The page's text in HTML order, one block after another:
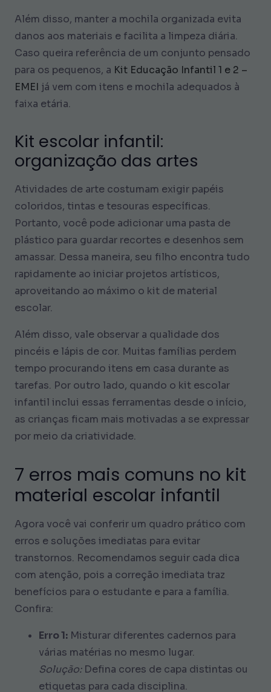
Além disso, manter a mochila organizada evita
danos aos materiais e facilita a limpeza diária.
Caso queira referência de um conjunto pensado
para os pequenos, a Kit Educação Infantil 1 e 2 –
EMEI já vem com itens e mochila adequados à
faixa etária.
Kit escolar infantil:
organização das artes
Atividades de arte costumam exigir papéis
coloridos, tintas e tesouras específicas.
Portanto, você pode adicionar uma pasta de
plástico para guardar recortes e desenhos sem
amassar. Dessa maneira, seu filho encontra tudo
rapidamente ao iniciar projetos artísticos,
aproveitando ao máximo o kit de material
escolar.
Além disso, vale observar a qualidade dos
pincéis e lápis de cor. Muitas famílias perdem
tempo procurando itens em casa durante as
tarefas. Por outro lado, quando o kit escolar
infantil inclui essas ferramentas desde o início,
as crianças ficam mais motivadas a se expressar
por meio da criatividade.
7 erros mais comuns no kit
material escolar infantil
Agora você vai conferir um quadro prático com
erros e soluções imediatas para evitar
transtornos. Recomendamos seguir cada dica
com atenção, pois a correção imediata traz
benefícios para o estudante e para a família.
Confira:
Erro 1: Misturar diferentes cadernos para
várias matérias no mesmo lugar.
Solução:Defina cores de capa distintas ou
etiquetas para cada disciplina.